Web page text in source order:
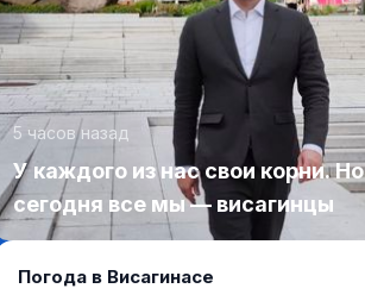
5 часов назад
У каждого из нас свои корни. Но
сегодня все мы — висагинцы
Погода в Висагинасе